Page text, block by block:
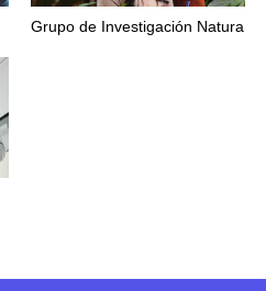
Grupo de Investigación Natura